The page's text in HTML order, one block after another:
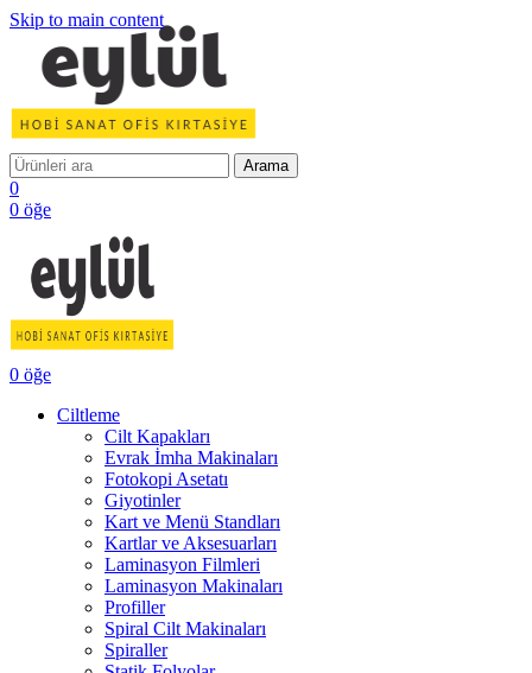
Skip to main content
Arama
0
0 öğe
0 öğe
Ciltleme
Cilt Kapakları
Evrak İmha Makinaları
Fotokopi Asetatı
Giyotinler
Kart ve Menü Standları
Kartlar ve Aksesuarları
Laminasyon Filmleri
Laminasyon Makinaları
Profiller
Spiral Cilt Makinaları
Spiraller